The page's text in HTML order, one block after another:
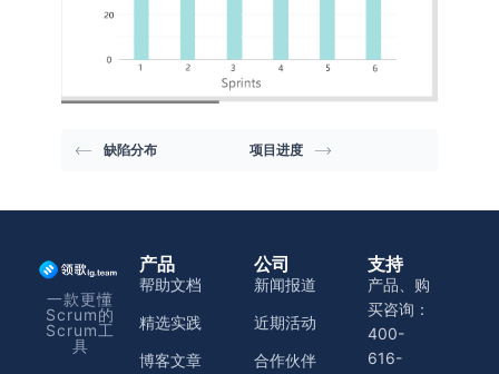
缺陷分布 项目进度
一款更懂
Scrum的
Scrum工
具
产品
帮助文档
精选实践
博客文章
公司
新闻报道
近期活动
合作伙伴
支持
产品、购
买咨询：
400-
616-